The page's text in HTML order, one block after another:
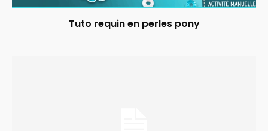
Tuto requin en perles pony